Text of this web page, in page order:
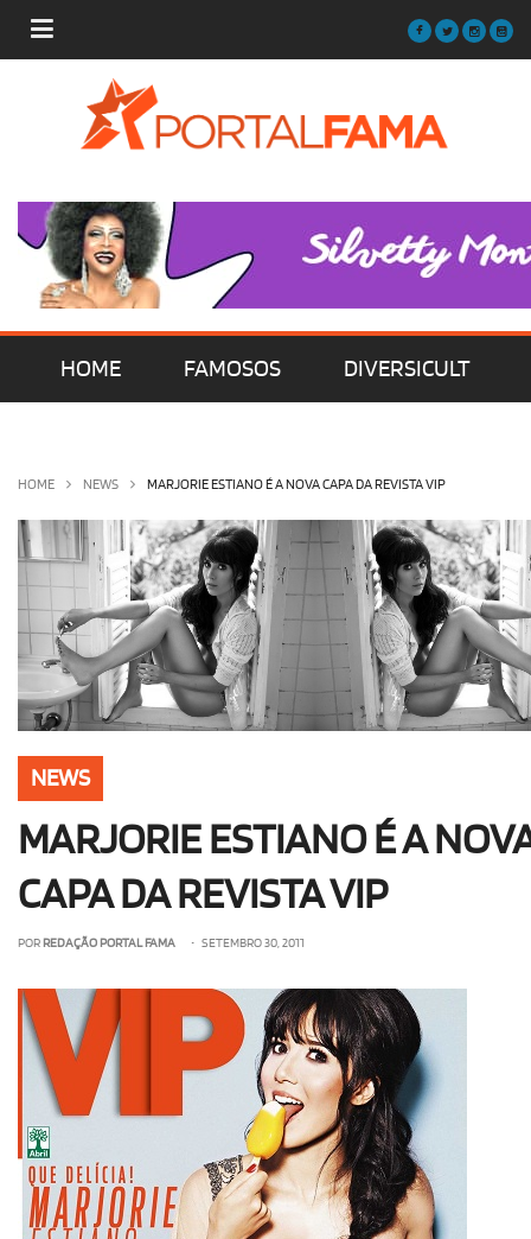
HOME FAMOSOS DIVERSICULT
OLHA ISSO! EU QUERO!
HOME NEWS MARJORIE ESTIANO É A NOVA CAPA DA REVISTA VIP
NEWS
MARJORIE ESTIANO É A
CAPA DA REVISTA VIP
POR REDAÇÃO PORTAL FAMA • SETEMBRO 30, 2011